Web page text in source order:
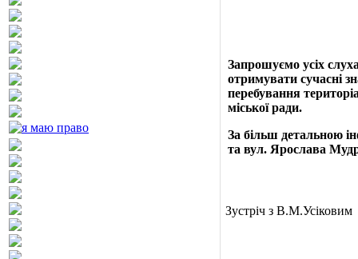
Запрошуємо усіх
отримувати сучасні
перебування
міської ради.
За більш детальною
та вул. Ярослава
Зустріч з В.М.Усіковим